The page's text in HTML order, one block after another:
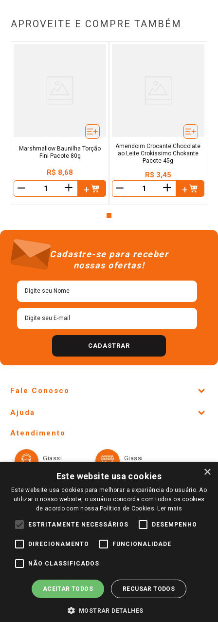
APROVEITE E COMPRE TAMBÉM
Marshmallow Baunilha Torção
Fini Pacote 80g
R$ 8,68
＋
Amendoim Crocante Chocolate
ao Leite Crokíssimo Chokante
Pacote 45g
R$ 3,45
＋
Cadastre-se para receber
nossas ofertas!
CADASTRAR
Fale Conosco
Lojas Físicas e Horários
Ofertas
Televendas
Notícias
Perguntas frequentes
Identidade Visual
Ajuda
Formas de Pagamento
Trocas e Devoluções
Atendimento
Giassi
Giassi
Redes Sociais
Pagamento e Segurança
×
Este website usa cookies
Este website usa cookies para melhorar a experiência do usuário. Ao
utilizar o nosso website, o usuário concorda com todos os cookies
de acordo com nossa Política de Cookies. Ler mais
ESTRITAMENTE NECESSÁRIOS DESEMPENHO
DIRECIONAMENTO FUNCIONALIDADE
NÃO CLASSIFICADOS
ACEITAR TODOS RECUSAR TODOS
MOSTRAR DETALHES